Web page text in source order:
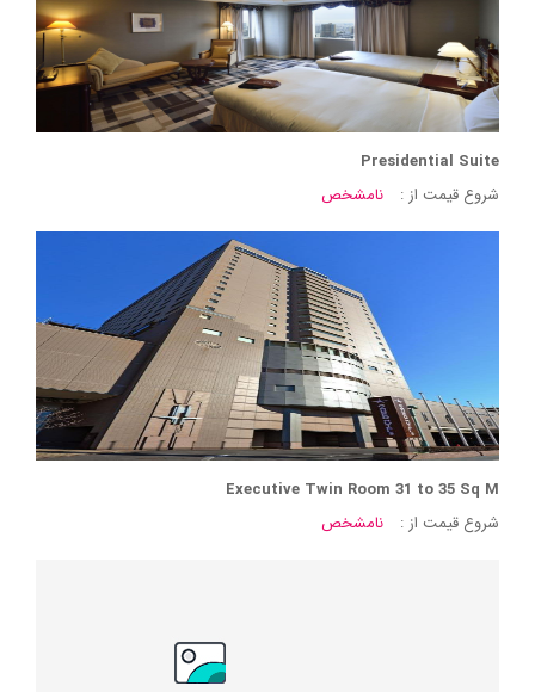
Presidential Suite
شروع قیمت از :
نامشخص
Executive Twin Room 31 to 35 Sq M
شروع قیمت از :
نامشخص